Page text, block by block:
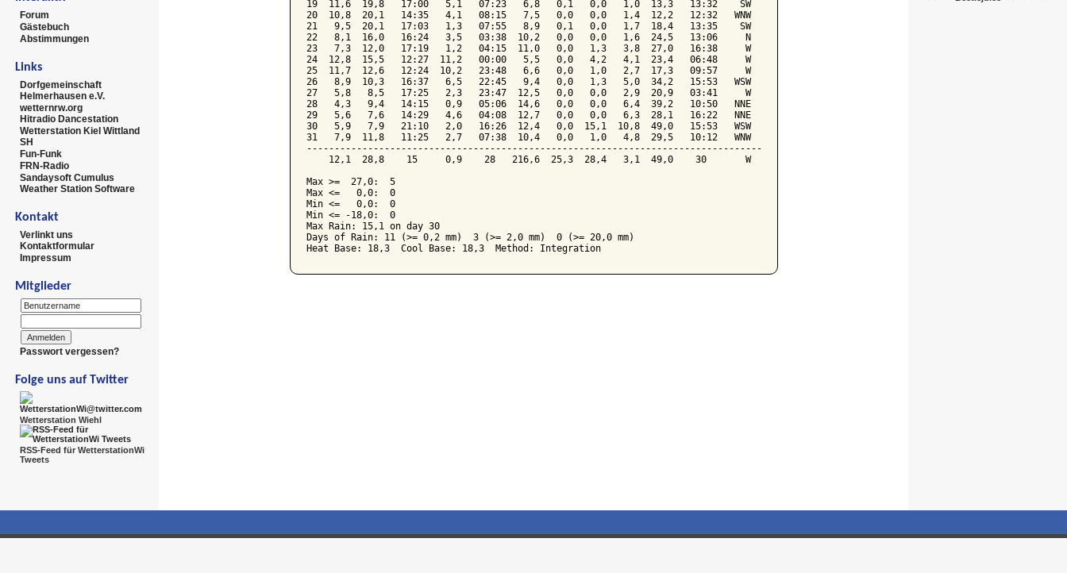
Forum
Gästebuch
Abstimmungen
Links
Dorfgemeinschaft
Helmerhausen e.V.
wetternrw.org
Hitradio Dancestation
Wetterstation Kiel Wittland
SH
Fun-Funk
FRN-Radio
Sandaysoft Cumulus
Weather Station Software
Kontakt
Verlinkt uns
Kontaktformular
Impressum
Mitglieder
Passwort vergessen?
Folge uns auf Twitter
Wetterstation Wiehl
RSS-Feed für WetterstationWi
Tweets
19  11,6  19,8   17:00   5,1   07:23   6,8   0,1   0,0   1,0  13,3   13:32    SW
20  10,8  20,1   14:35   4,1   08:15   7,5   0,0   0,0   1,4  12,2   12:32   WNW
21   9,5  20,1   17:03   1,3   07:55   8,9   0,1   0,0   1,7  18,4   13:35    SW
22   8,1  16,0   16:24   3,5   03:38  10,2   0,0   0,0   1,6  24,5   13:06     N
23   7,3  12,0   17:19   1,2   04:15  11,0   0,0   1,3   3,8  27,0   16:38     W
24  12,8  15,5   12:27  11,2   00:00   5,5   0,0   4,2   4,1  23,4   06:48     W
25  11,7  12,6   12:24  10,2   23:48   6,6   0,0   1,0   2,7  17,3   09:57     W
26   8,9  10,3   16:37   6,5   22:45   9,4   0,0   1,3   5,0  34,2   15:53   WSW
27   5,8   8,5   17:25   2,3   23:47  12,5   0,0   0,0   2,9  20,9   03:41     W
28   4,3   9,4   14:15   0,9   05:06  14,6   0,0   0,0   6,4  39,2   10:50   NNE
29   5,6   7,6   14:29   4,6   04:08  12,7   0,0   0,0   6,3  28,1   16:22   NNE
30   5,9   7,9   21:10   2,0   16:26  12,4   0,0  15,1  10,8  49,0   15:53   WSW
31   7,9  11,8   11:25   2,7   07:38  10,4   0,0   1,0   4,8  29,5   10:12   WNW
----------------------------------------------------------------------------------
    12,1  28,8    15     0,9    28   216,6  25,3  28,4   3,1  49,0    30       W
Max >=  27,0:  5
Max <=   0,0:  0
Min <=   0,0:  0
Min <= -18,0:  0
Max Rain: 15,1 on day 30
Days of Rain: 11 (>= 0,2 mm)  3 (>= 2,0 mm)  0 (>= 20,0 mm)
Heat Base: 18,3  Cool Base: 18,3  Method: Integration